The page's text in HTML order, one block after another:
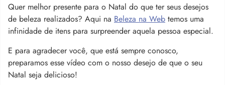
Quer melhor presente para o Natal do que ter seus desejos
de beleza realizados? Aqui na Beleza na Web temos uma
infinidade de itens para surpreender aquela pessoa especial.
E para agradecer você, que está sempre conosco,
preparamos esse vídeo com o nosso desejo de que o seu
Natal seja delicioso!